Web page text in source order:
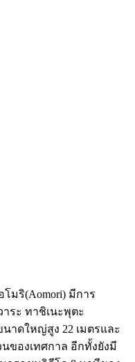
มริ(Aomori) มีการ
ระ ทาชิเนะพุตะ
าดใหญ่สูง 22 เมตรและ
ของเทศกาล อีกทั้งยังมี